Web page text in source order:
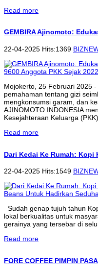
Read more
GEMBIRA Ajinomoto:
22-04-2025 Hits:1369
Mojokerto, 25 Februari 2025
pemahaman tentang gizi
mengkonsumsi garam, dan
AJINOMOTO INDONESIA
Kesejahteraan Keluarga (PKK)
Read more
Dari Kedai Ke Rumah:
22-04-2025 Hits:1549
Sudah genap tujuh tahun
lokal berkualitas untuk
gerainya yang tersebar di
Read more
FORE COFFEE PIMPIN